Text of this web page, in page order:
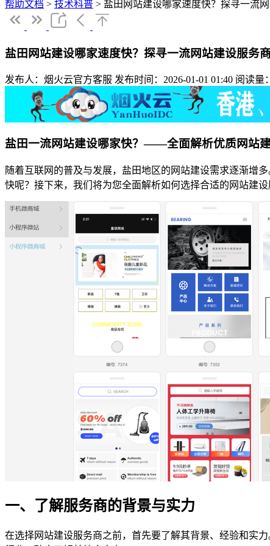
帮助文档 > 技术科普 > 盐田网站建设哪家速度快？探寻一流
盐田网站建设哪家速度快？探寻一流网站建设服务商
发布人：烟火云官方客服 发布时间：2026-01-01 01:40 阅读量
盐田一流网站建设哪家快？——全面解析优质网站
随着互联网的普及与发展，盐田地区的网站建设需求逐渐增
快呢？接下来，我们将为您全面解析如何选择合适的网站建设
一、了解服务商的背景与实力
在选择网站建设服务商之前，首先要了解其背景、经验和实